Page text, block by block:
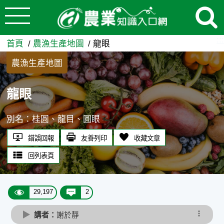
跳到主要內容
龍眼 - 農業知識入口網
首頁 農漁生產地圖 龍眼
農漁生產地圖
龍眼
別名：桂圓、龍目、圓眼
錯誤回報 友善列印 收藏文章
回列表頁
29,197 2
講者：謝於靜